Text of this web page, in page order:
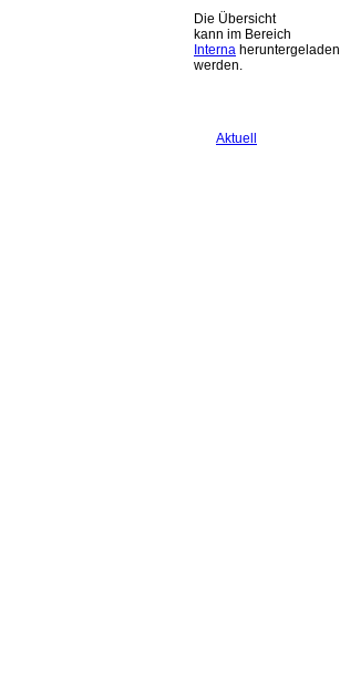
Die Übersicht
kann im Bereich
Interna heruntergeladen
werden.
Aktuell